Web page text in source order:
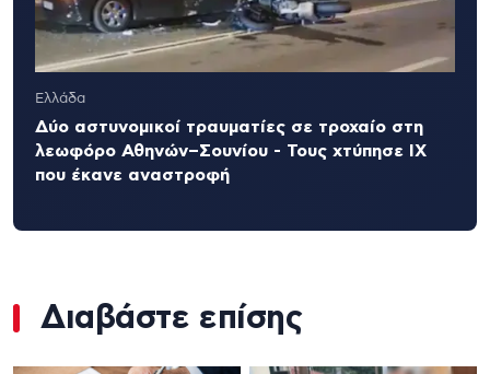
Ελλάδα
Δύο αστυνομικοί τραυματίες σε τροχαίο στη
λεωφόρο Αθηνών–Σουνίου - Τους χτύπησε ΙΧ
που έκανε αναστροφή
Διαβάστε επίσης